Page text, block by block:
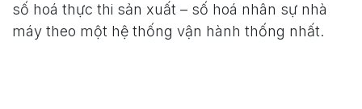
số hoá thực thi sản xuất – số hoá nhân sự nhà
máy theo một hệ thống vận hành thống nhất.